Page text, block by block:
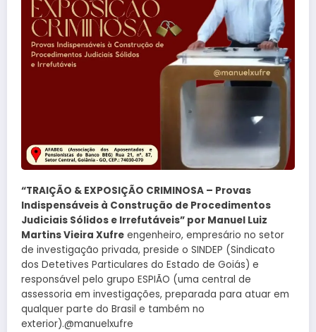
“TRAIÇÃO & EXPOSIÇÃO CRIMINOSA – Provas
Indispensáveis à Construção de Procedimentos
Judiciais Sólidos e Irrefutáveis” por Manuel Luiz
Martins Vieira Xufre engenheiro, empresário no setor
de investigação privada, preside o SINDEP (Sindicato
dos Detetives Particulares do Estado de Goiás) e
responsável pelo grupo ESPIÃO (uma central de
assessoria em investigações, preparada para atuar em
qualquer parte do Brasil e também no
exterior).@manuelxufre